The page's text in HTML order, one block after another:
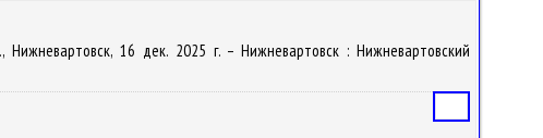
16 дек. 2025 г. – Нижневартовск : Нижневартовский